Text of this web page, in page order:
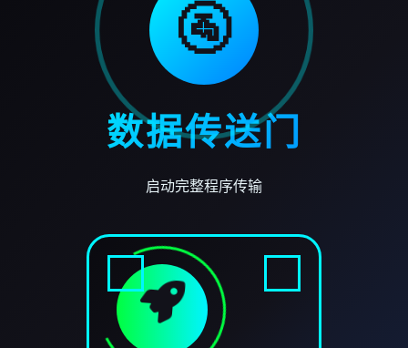
🚰
数据传送门
启动完整程序传输